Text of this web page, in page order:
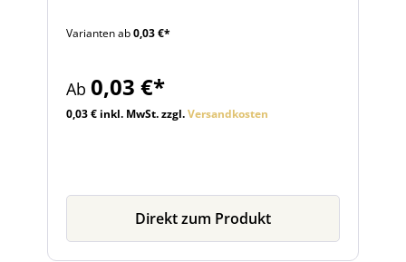
Schraubmündung oder 19 mm
auf den verschlossenen Flaschenhals
auflegen. Anschließend erhitzen Sie die
Varianten ab0,03 €*
Ab 0,03 €*
0,03 € inkl. MwSt. zzgl.Versandkosten
Direkt zum Produkt